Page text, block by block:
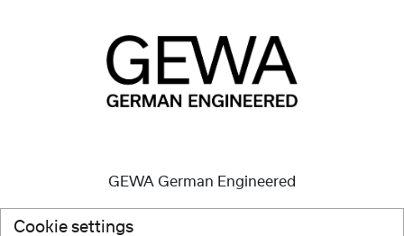
GEWA German Engineered
Gli strumenti di alta qualità sono e sono sempre stati la
Cookie settings